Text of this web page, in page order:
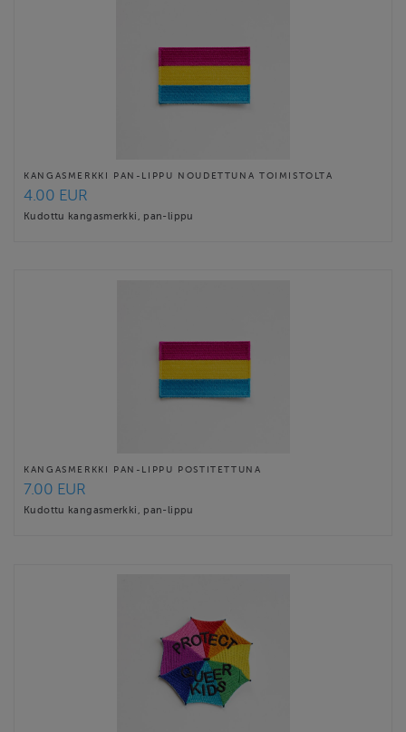
KANGASMERKKI PAN-LIPPU NOUDETTUNA TOIMISTOLTA
4.00 EUR
Kudottu kangasmerkki, pan-lippu
KANGASMERKKI PAN-LIPPU POSTITETTUNA
7.00 EUR
Kudottu kangasmerkki, pan-lippu